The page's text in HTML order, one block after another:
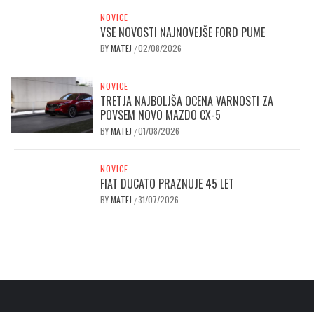
NOVICE
VSE NOVOSTI NAJNOVEJŠE FORD PUME
BYMATEJ /02/08/2026
NOVICE
TRETJA NAJBOLJŠA OCENA VARNOSTI ZA
POVSEM NOVO MAZDO CX-5
BYMATEJ /01/08/2026
NOVICE
FIAT DUCATO PRAZNUJE 45 LET
BYMATEJ /31/07/2026